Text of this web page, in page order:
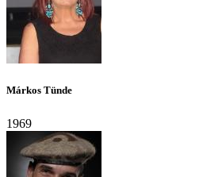
Márkos Tünde
1969